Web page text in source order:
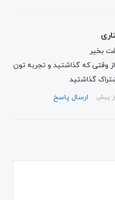
بخیر
وقتی که گذاشتید و تجربه تون
گذاشتید
ارسال پاسخ